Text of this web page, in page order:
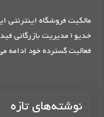
خدیو ( مدیریت بازرگانی
فعالیت گسترده خود ادامه
نوشته‌های تازه